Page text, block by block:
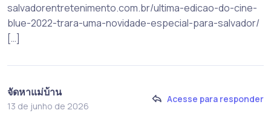
salvadorentretenimento.com.br/ultima-edicao-do-cine-
blue-2022-trara-uma-novidade-especial-para-salvador/
[…]
จัดหาแม่บ้าน
13 de junho de 2026
Acesse para responder